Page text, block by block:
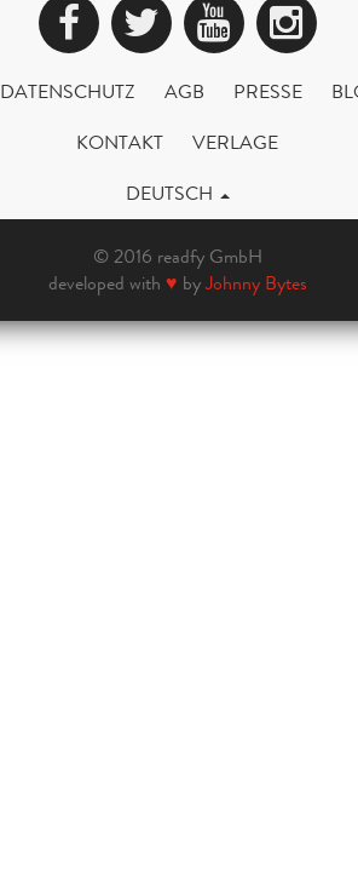
Facebook
Twitter
DATENSCHUTZ AGB PRESSE
KONTAKT
VERLAGE
DEUTSCH
© 2016 readfy GmbH
developed with ♥ byJohnny Bytes